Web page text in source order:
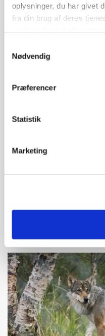
oplysninger, du har givet
fra din brug af deres
Nødvendig
Præferencer
Statistik
Marketing
PLANTER
Uændret notering: